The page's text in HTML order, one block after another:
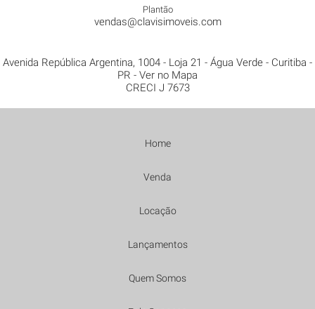
Plantão
vendas@clavisimoveis.com
Avenida República Argentina, 1004 - Loja 21 - Água Verde - Curitiba -
PR - Ver no Mapa
CRECI J 7673
Home
Venda
Locação
Lançamentos
Quem Somos